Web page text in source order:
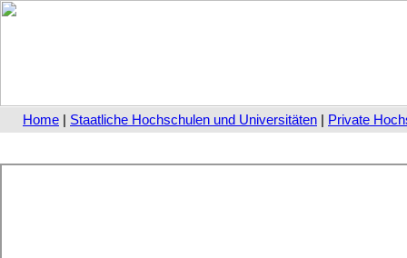
Home | Staatliche Hochschulen und Universitäten | Private